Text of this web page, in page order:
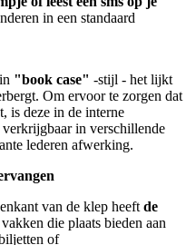
in een standaard
"book case" -stijl - het lijkt
Om ervoor te zorgen dat
is deze in de interne
in verschillende
lederen afwerking.
van de klep heeft de
die plaats bieden aan
of